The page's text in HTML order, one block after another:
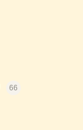
66